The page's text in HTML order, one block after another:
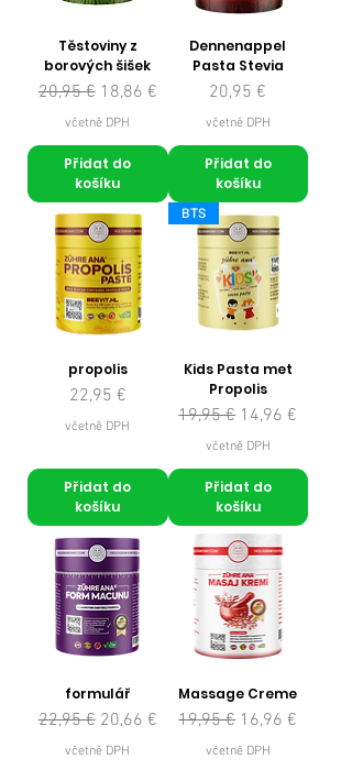
Ingrediënten: Type I gehydrolyseerd
collageen, type III gehydrolyseerd
collageen, type II gehydrolyseerd
collageen, l-ascorbinezuur (vitamine
community
Netto hoeveelheid: 300 g
Tabel met productcomponenten
Actieve Ingrediënten in1 Schaal (10
gram)*BRD
Type I gehydrolyseerd collageen7500
mg**
Type III gehydrolyseerd
Type II gehydrolyseerd collageen100
Vitamine C40 mg%50
Těstoviny z
borových šišek
Běžná cena
20,95 € Zvýhodněná cena
18,86 €
včetně DPH
Přidat do
košíku
Dennenappel
Pasta Stevia
Cena
20,95 €
včetně DPH
Přidat do
košíku
propolis
Cena
22,95 €
včetně DPH
Přidat do
košíku
BTS
Kids Pasta met
Propolis
Běžná cena
19,95 € Zvýhodněná
14,96 €
včetně DPH
Přidat do
košíku
formulář
Běžná cena
22,95 € Zvýhodněná cena
20,66 €
včetně DPH
Massage Creme
Běžná cena
19,95 € Zvýhodněná
16,96 €
včetně DPH